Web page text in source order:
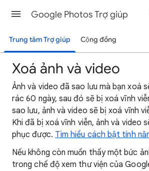
Google Photos Trợ giúp
Trung tâm Trợ giúp Cộng đồng
Xoá ảnh và video
Ảnh và video đã sao lưu mà bạn xoá
rác 60 ngày, sau đó sẽ bị xoá vĩnh
sao lưu, ảnh và video sẽ bị xoá vĩnh
Khi đã bị xoá vĩnh viễn, ảnh và video
phục được. Tìm hiểu cách bật tính
Nếu không còn muốn thấy một bức
trong chế độ xem thư viện của